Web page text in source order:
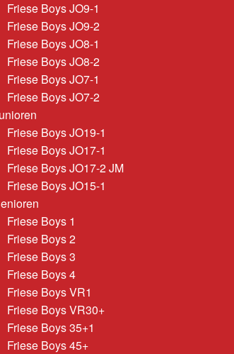
Friese Boys JO9-1
Friese Boys JO9-2
Friese Boys JO8-1
Friese Boys JO8-2
Friese Boys JO7-1
Friese Boys JO7-2
Friese Boys JO19-1
Friese Boys JO17-1
Friese Boys JO17-2 JM
Friese Boys JO15-1
Friese Boys 1
Friese Boys 2
Friese Boys 3
Friese Boys 4
Friese Boys VR1
Friese Boys VR30+
Friese Boys 35+1
Friese Boys 45+